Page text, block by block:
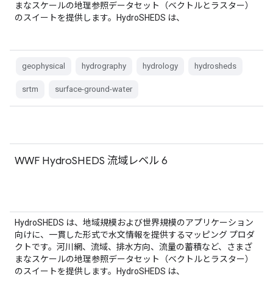
まなスケールの地理参照データセット（ベクトルとラスター）
のスイートを提供します。HydroSHEDS は、
geophysical hydrography hydrology hydrosheds
srtm surface-ground-water
WWF HydroSHEDS 流域レベル 6
HydroSHEDS は、地域規模および世界規模のアプリケーション
向けに、一貫した形式で水文情報を提供するマッピング プロダ
クトです。河川網、流域、排水方向、流量の蓄積など、さまざ
まなスケールの地理参照データセット（ベクトルとラスター）
のスイートを提供します。HydroSHEDS は、